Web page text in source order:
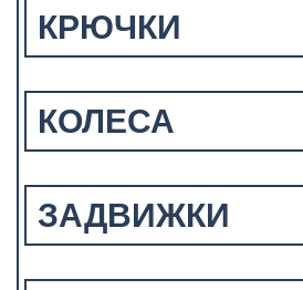
КРЮЧКИ
КОЛЕСА
ЗАДВИЖКИ